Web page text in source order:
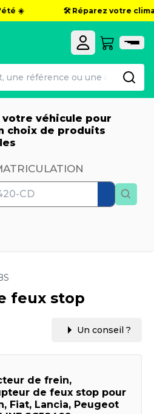
☀️ 🛠️ Réparez votre
véhicule pour
choix de produits
feux stop
Un conseil ?
de frein,
de feux stop pour
Fiat, Lancia, Peugeot